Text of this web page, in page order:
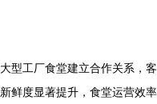
型工厂食堂建立合作关系，客
鲜度显著提升，食堂运营效率